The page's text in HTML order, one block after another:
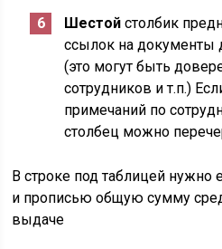
Шестой столбик
ссылок на документы
(это могут быть
сотрудников и т.п.)
примечаний по
столбец можно
В строке под таблицей нужно
и прописью общую сумму
выдаче